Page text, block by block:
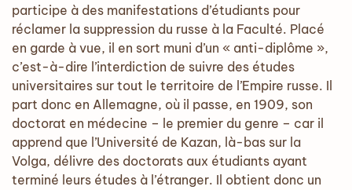
participe à des manifestations d’étudiants pour
réclamer la suppression du russe à la Faculté. Placé
en garde à vue, il en sort muni d’un « anti-diplôme »,
c’est-à-dire l’interdiction de suivre des études
universitaires sur tout le territoire de l’Empire russe. Il
part donc en Allemagne, où il passe, en 1909, son
doctorat en médecine – le premier du genre – car il
apprend que l’Université de Kazan, là-bas sur la
Volga, délivre des doctorats aux étudiants ayant
terminé leurs études à l’étranger. Il obtient donc un